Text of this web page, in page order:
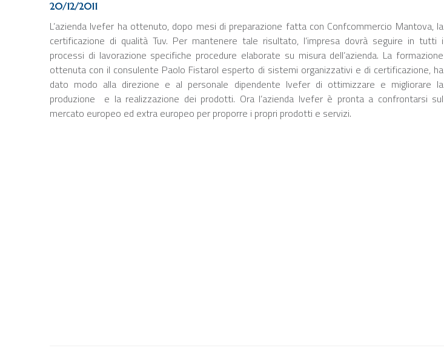
20/12/2011
L’azienda Ivefer ha ottenuto, dopo mesi di preparazione fatta con Confcommercio Mantova, la
certificazione di qualità Tuv. Per mantenere tale risultato, l’impresa dovrà seguire in tutti i
processi di lavorazione specifiche procedure elaborate su misura dell’azienda. La formazione
ottenuta con il consulente Paolo Fistarol esperto di sistemi organizzativi e di certificazione, ha
dato modo alla direzione e al personale dipendente Ivefer di ottimizzare e migliorare la
produzione e la realizzazione dei prodotti. Ora l’azienda Ivefer è pronta a confrontarsi sul
mercato europeo ed extra europeo per proporre i propri prodotti e servizi.